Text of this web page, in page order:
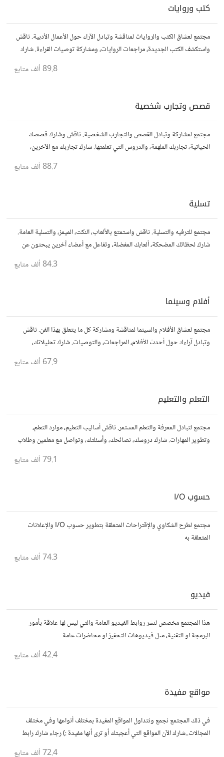
كتب وروايات
مجتمع لعشاق الكتب والروايات لمناقشة وتبادل الآراء حول الأعمال الأدبية. ناقش
واستكشف الكتب الجديدة، مراجعات الروايات، ومشاركة توصيات القراءة. شارك
89.8 ألف متابع
قصص وتجارب شخصية
مجتمع لمشاركة وتبادل القصص والتجارب الشخصية. ناقش وشارك قصصك
الحياتية، تجاربك الملهمة، والدروس التي تعلمتها. شارك تجاربك مع الآخرين،
88.7 ألف متابع
تسلية
مجتمع للترفيه والتسلية. ناقش واستمتع بالألعاب، النكت، الميمز، والتسلية العامة.
شارك لحظاتك المضحكة، ألعابك المفضلة، وتفاعل مع أعضاء آخرين يبحثون عن
84.3 ألف متابع
أفلام وسينما
مجتمع لعشاق الأفلام والسينما لمناقشة ومشاركة كل ما يتعلق بهذا الفن. ناقش
وتبادل آراءك حول أحدث الأفلام، المراجعات، والتوصيات. شارك تحليلاتك،
قصصك، واستمتع بنقاشات حول الأفلام والمخرجين والسيناريوهات.
67.9 ألف متابع
التعلم والتعليم
مجتمع لتبادل المعرفة والتعلم المستمر. ناقش أساليب التعليم، موارد التعلم،
وتطوير المهارات. شارك دروسك، نصائحك، وأسئلتك، وتواصل مع معلمين وطلاب
79.1 ألف متابع
حسوب I/O
مجتمع لطرح الشكاوي والإقتراحات المتعلقة بتطوير حسوب I/O والإعلانات
المتعلقة به
74.3 ألف متابع
فيديو
هذا المجتمع مخصص لنشر روابط الفيديو العامة والتي ليس لها علاقة بأمور
البرمجة او التقنية، مثل فيديوهات التحفيز او محاضرات عامة
42.4 ألف متابع
مواقع مفيدة
في ذلك المجتمع نجمع ونتداول المواقع المفيدة بمختلف أنواعها وفي مختلف
المجالات..شارك الآن المواقع التي أعجبتك أو ترى أنها مفيدة :) رجاء شارك رابط
72.4 ألف متابع